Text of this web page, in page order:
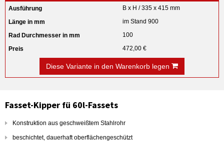
B x H / 335 x 415 mm
im Stand 900
100
472,00 €
Diese Variante in den Warenkorb legen
Fasset-Kipper fü 60l-Fassets
Konstruktion aus geschweißtem Stahlrohr
beschichtet, dauerhaft oberflächengeschützt